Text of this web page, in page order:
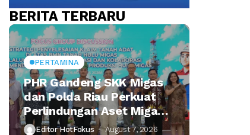
BERITA TERBARU
PERTAMINA
PHR Gandeng SKK Migas
dan Polda Riau Perkuat
Perlindungan Aset Migas
Strategis
Editor HotFokus August 7, 2026